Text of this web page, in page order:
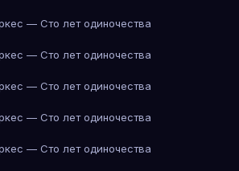
— Сто лет одиночества
— Сто лет одиночества
— Сто лет одиночества
— Сто лет одиночества
— Сто лет одиночества